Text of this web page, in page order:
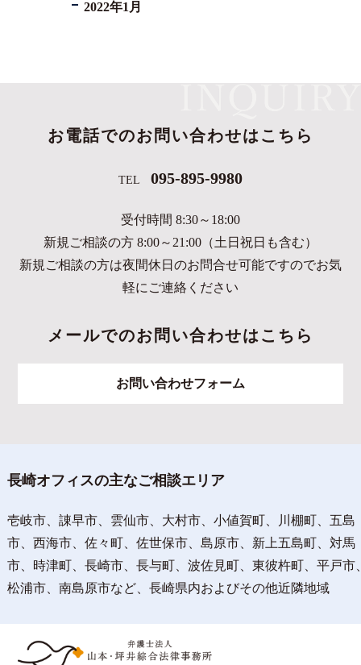
2022年1月
お電話でのお問い合わせはこちら
TEL 095-895-9980
受付時間 8:30～18:00
新規ご相談の方 8:00～21:00（土日祝日も含む）
新規ご相談の方は夜間休日のお問合せ可能ですのでお気
軽にご連絡ください
メールでのお問い合わせはこちら
お問い合わせフォーム
長崎オフィスの主なご相談エリア
壱岐市、諌早市、雲仙市、大村市、小値賀町、川棚町、五島
市、西海市、佐々町、佐世保市、島原市、新上五島町、対馬
市、時津町、長崎市、長与町、波佐見町、東彼杵町、平戸市
松浦市、南島原市など、長崎県内およびその他近隣地域